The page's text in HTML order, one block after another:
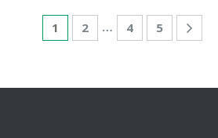
1 2 … 4 5